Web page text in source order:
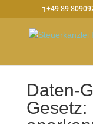
+49 89
Daten-
Gesetz: